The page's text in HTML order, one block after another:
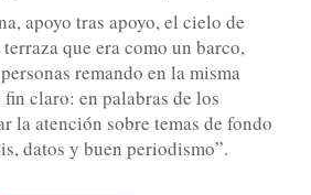
apoyo tras apoyo, el cielo de
que era como un barco,
remando en la misma
claro: en palabras de los
la atención sobre temas de fondo
datos y buen periodismo”.